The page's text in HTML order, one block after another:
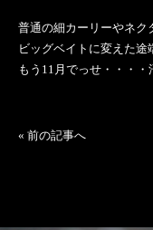
普通の細カーリーやネク
ビッグベイトに変えた
もう11月でっせ・・・・
« 前の記事へ